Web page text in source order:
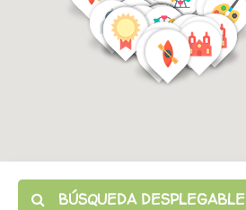
BÚSQUEDA DESPLEGABLE